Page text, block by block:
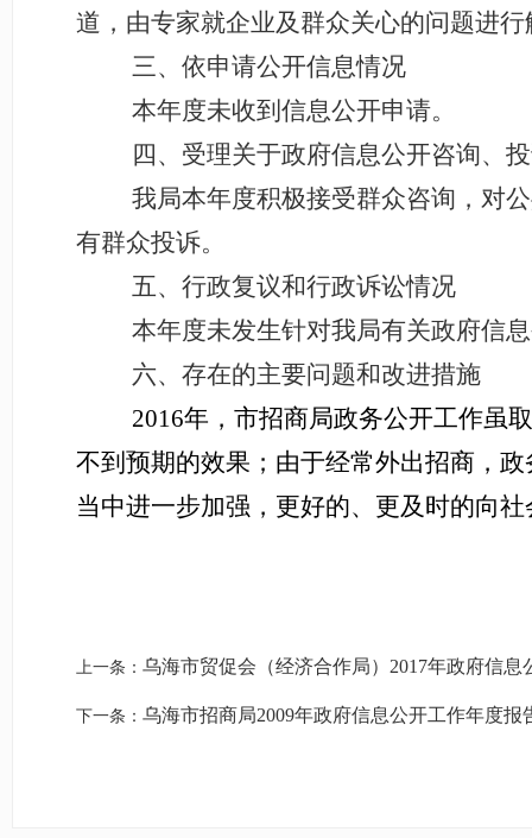
道，由专家就企业及群众关心的问题进
三、依申请公开信息情况
本年度未收到信息公开申请。
四、受理关于政府信息公开咨询、
我局本年度积极接受群众咨询，对
有群众投诉。
五、行政复议和行政诉讼情况
本年度未发生针对我局有关政府信
六、存在的主要问题和改进措施
2016年，市招商局政务公开工作虽
不到预期的效果；由于经常外出招商，
当中进一步加强，更好的、更及时的向
上一条： 乌海市贸促会（经济合作局）2017年政府信息
下一条： 乌海市招商局2009年政府信息公开工作年度报